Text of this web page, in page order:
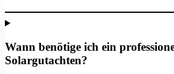
Wann benötige ich ein
Solargutachten?